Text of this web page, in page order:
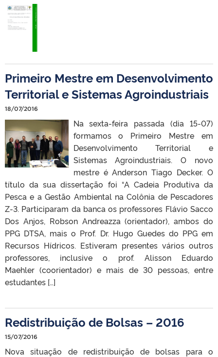
Primeiro Mestre em Desenvolvimento
Territorial e Sistemas Agroindustriais
18/07/2016
Na sexta-feira passada (dia 15-07)
formamos o Primeiro Mestre em
Desenvolvimento Territorial e
Sistemas Agroindustriais. O novo
mestre é Anderson Tiago Decker. O
título da sua dissertação foi “A Cadeia Produtiva da
Pesca e a Gestão Ambiental na Colônia de Pescadores
Z-3. Participaram da banca os professores Flávio Sacco
Dos Anjos, Robson Andreazza (orientador), ambos do
PPG DTSA, mais o Prof. Dr. Hugo Guedes do PPG em
Recursos Hídricos. Estiveram presentes vários outros
professores, inclusive o prof. Alisson Eduardo
Maehler (coorientador) e mais de 30 pessoas, entre
estudantes […]
Redistribuição de Bolsas – 2016
15/07/2016
Nova situação de redistribuição de bolsas para o